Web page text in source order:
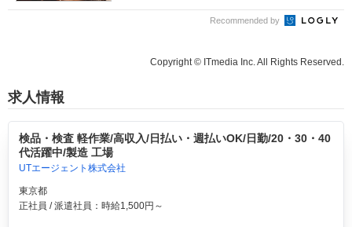
Recommended by
Copyright © ITmedia Inc. All Rights Reserved.
求人情報
検品・検査 軽作業/高収入/日払い・週払いOK/日勤/20・30・40
代活躍中/製造 工場
UTエージェント株式会社
東京都
正社員 / 派遣社員：時給1,500円～